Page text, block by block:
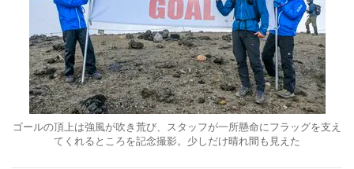
ゴールの頂上は強風が吹き荒び、スタッフが一所懸命にフラッグを支え
てくれるところを記念撮影。少しだけ晴れ間も見えた